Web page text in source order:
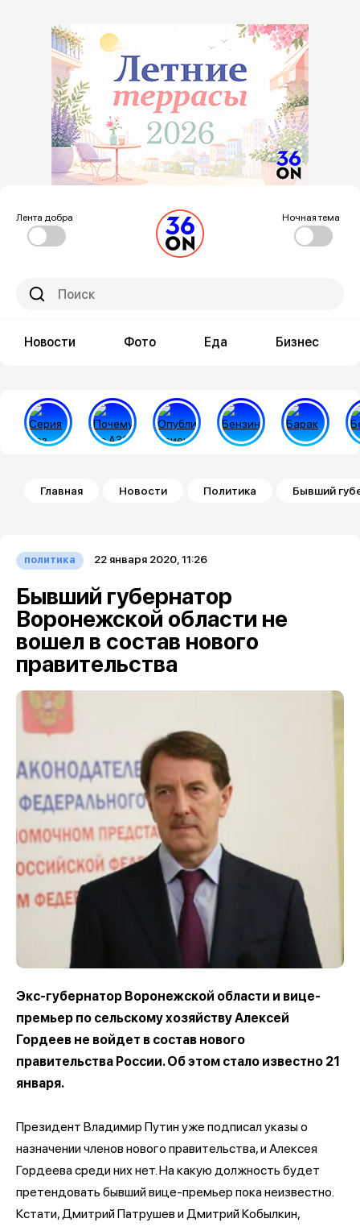
Лента добра Ночная тема
Новости Фото Еда Бизнес
Строка навигации
Главная Новости Политика Бывший
политика 22 января 2020, 11:26
Бывший губернатор
Воронежской области не
вошел в состав нового
правительства
Экс-губернатор Воронежской области и вице-
премьер по сельскому хозяйству Алексей
Гордеев не войдет в состав нового
правительства России. Об этом стало известно 21
января.
Президент Владимир Путин уже подписал указы о
назначении членов нового правительства, и Алексея
Гордеева среди них нет. На какую должность будет
претендовать бывший вице-премьер пока неизвестно.
Кстати, Дмитрий Патрушев и Дмитрий Кобылкин,